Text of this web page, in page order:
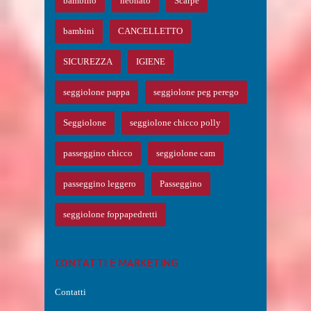
bambini CANCELLETTO
SICUREZZA IGIENE
seggiolone pappa seggiolone peg perego
Seggiolone seggiolone chicco polly
passeggino chicco seggiolone cam
passeggino leggero Passeggino
seggiolone foppapedretti
CONTATTI E MARKETING
Contatti